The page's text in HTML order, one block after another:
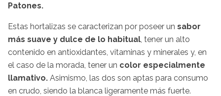
Patones.
Estas hortalizas se caracterizan por poseer un sabor
más suave y dulce de lo habitual, tener un alto
contenido en antioxidantes, vitaminas y minerales y, en
el caso de la morada, tener un color especialmente
llamativo. Asimismo, las dos son aptas para consumo
en crudo, siendo la blanca ligeramente más fuerte.